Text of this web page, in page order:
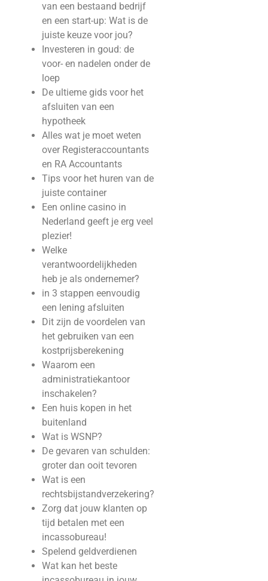
van een bestaand bedrijf
en een start-up: Wat is de
juiste keuze voor jou?
Investeren in goud: de
voor- en nadelen onder de
loep
De ultieme gids voor het
afsluiten van een
hypotheek
Alles wat je moet weten
over Registeraccountants
en RA Accountants
Tips voor het huren van de
juiste container
Een online casino in
Nederland geeft je erg veel
plezier!
Welke
verantwoordelijkheden
heb je als ondernemer?
in 3 stappen eenvoudig
een lening afsluiten
Dit zijn de voordelen van
het gebruiken van een
kostprijsberekening
Waarom een
administratiekantoor
inschakelen?
Een huis kopen in het
buitenland
Wat is WSNP?
De gevaren van schulden:
groter dan ooit tevoren
Wat is een
rechtsbijstandverzekering?
Zorg dat jouw klanten op
tijd betalen met een
incassobureau!
Spelend geldverdienen
Wat kan het beste